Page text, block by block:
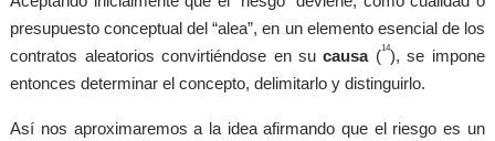
presupuesto conceptual del “alea”, en un elemento esencial de los
contratos aleatorios convirtiéndose en sucausa(14), se impone
entonces determinar el concepto, delimitarlo y distinguirlo.
Así nos aproximaremos a la idea afirmando que el riesgo es un